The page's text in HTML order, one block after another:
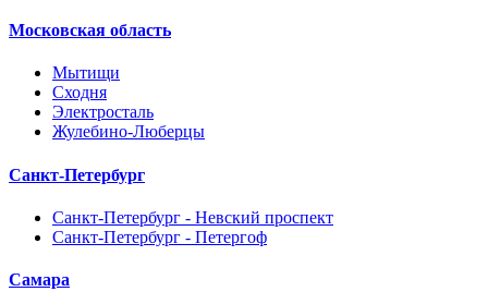
Московская область
Мытищи
Сходня
Электросталь
Жулебино-Люберцы
Санкт-Петербург
Санкт-Петербург - Невский проспект
Санкт-Петербург - Петергоф
Самара